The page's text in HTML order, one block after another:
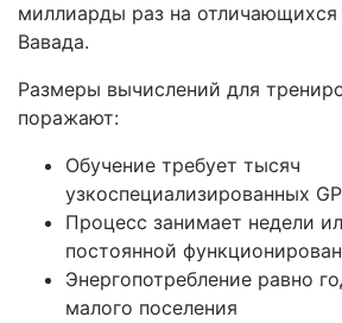
миллиарды раз на отличающихся
Вавада.
Размеры вычислений для
поражают:
Обучение требует тысяч
узкоспециализированных
Процесс занимает недели
постоянной
Энергопотребление равно
малого поселения